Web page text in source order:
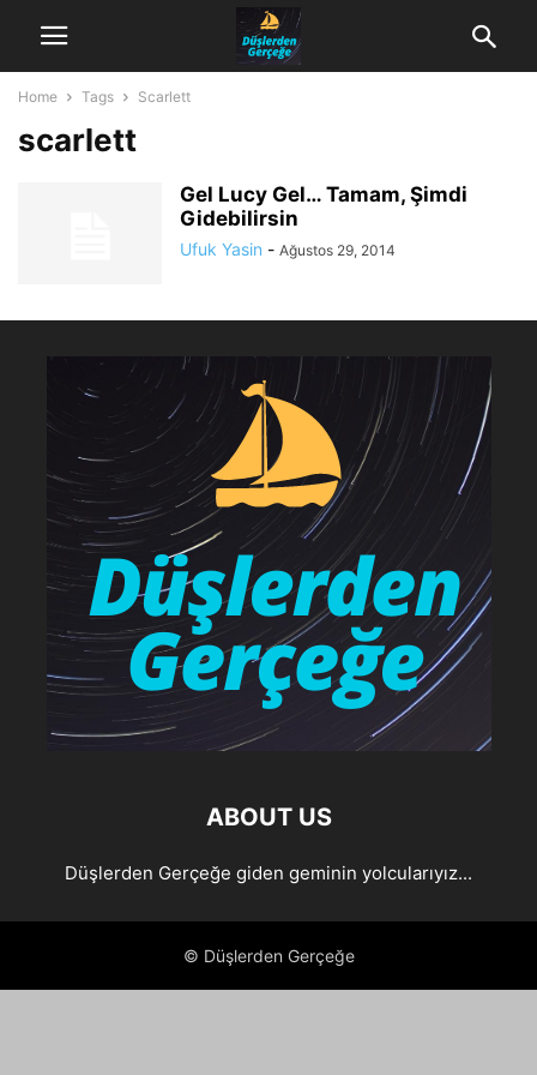
Home Tags Scarlett
scarlett
Gel Lucy Gel… Tamam, Şimdi
Gidebilirsin
Ufuk Yasin - Ağustos 29, 2014
ABOUT US
Düşlerden Gerçeğe giden geminin yolcularıyız...
© Düşlerden Gerçeğe